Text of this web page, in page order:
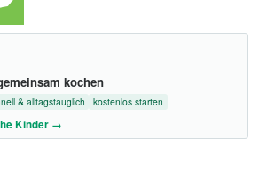
kochen
& alltagstauglich kostenlos starten
Kinder →